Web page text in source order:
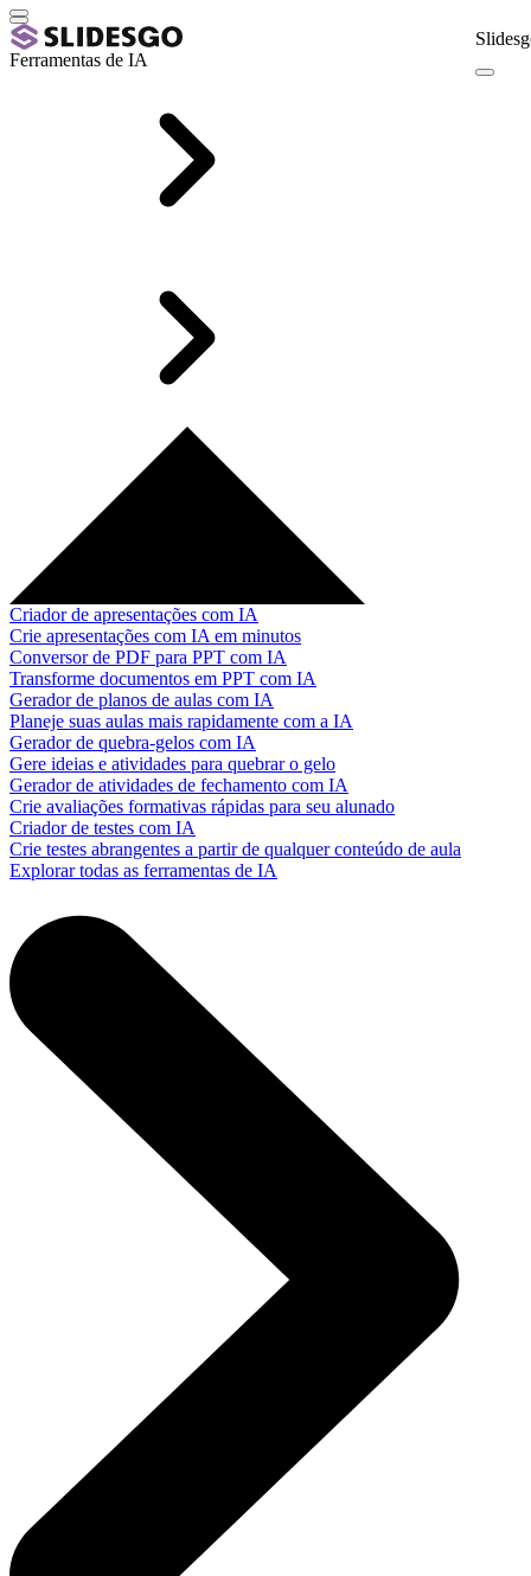
Ferramentas de IA
Criador de apresentações com IA
Crie apresentações com IA em minutos
Conversor de PDF para PPT com IA
Transforme documentos em PPT com IA
Gerador de planos de aulas com IA
Planeje suas aulas mais rapidamente com a IA
Gerador de quebra-gelos com IA
Gere ideias e atividades para quebrar o gelo
Gerador de atividades de fechamento com IA
Crie avaliações formativas rápidas para seu alunado
Criador de testes com IA
Crie testes abrangentes a partir de qualquer conteúdo de aula
Explorar todas as ferramentas de IA